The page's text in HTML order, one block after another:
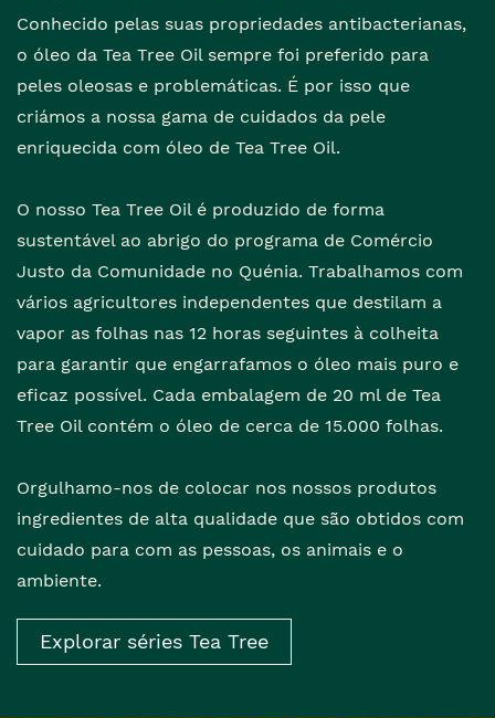
Conhecido pelas suas propriedades antibacterianas,
o óleo da Tea Tree Oil sempre foi preferido para
peles oleosas e problemáticas. É por isso que
criámos a nossa gama de cuidados da pele
enriquecida com óleo de Tea Tree Oil.
O nosso Tea Tree Oil é produzido de forma
sustentável ao abrigo do programa de Comércio
Justo da Comunidade no Quénia. Trabalhamos com
vários agricultores independentes que destilam a
vapor as folhas nas 12 horas seguintes à colheita
para garantir que engarrafamos o óleo mais puro e
eficaz possível. Cada embalagem de 20 ml de Tea
Tree Oil contém o óleo de cerca de 15.000 folhas.
Orgulhamo-nos de colocar nos nossos produtos
ingredientes de alta qualidade que são obtidos com
cuidado para com as pessoas, os animais e o
ambiente.
Explorar séries Tea Tree